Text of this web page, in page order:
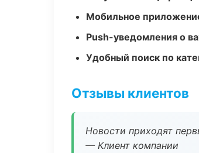
Мобильное
Push-уведомления о
Удобный поиск по
Отзывы клиентов
Новости приходят
— Клиент компании